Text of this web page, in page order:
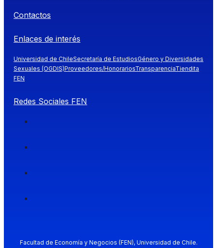
Contactos
Enlaces de interés
Universidad de ChileSecretaría de EstudiosGénero y Diversidades
Sexuales (OGDIS)Proveedores/HonorariosTransparenciaTiendita
FEN
Redes Sociales FEN
Facultad de Economía y Negocios (FEN), Universidad de Chile.